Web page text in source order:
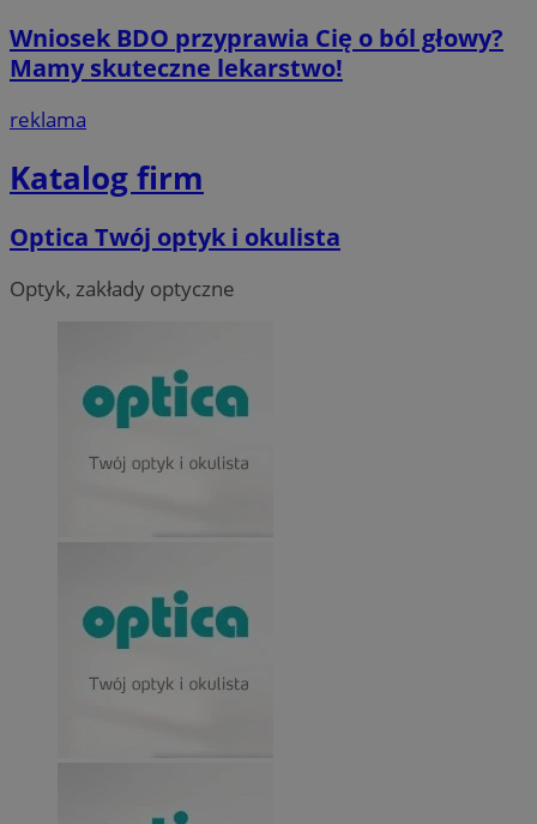
Wniosek BDO przyprawia Cię o ból głowy?
Mamy skuteczne lekarstwo!
reklama
Katalog firm
Optica Twój optyk i okulista
Optyk, zakłady optyczne